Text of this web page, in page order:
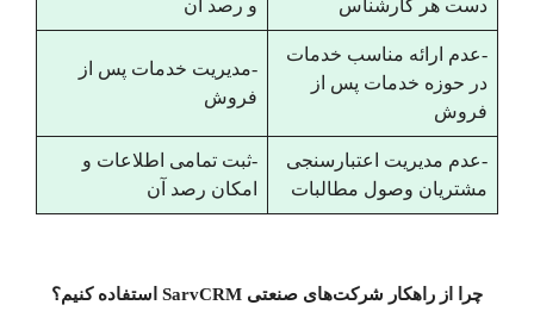
دست هر کارشناس
و رصد آن
-عدم ارائه مناسب خدمات
در حوزه خدمات پس از
فروش
-مدیریت خدمات پس از
فروش
-عدم مدیریت اعتبارسنجی
مشتریان وصول مطالبات
-ثبت تمامی اطلاعات و
امکان رصد آن
چرا از راهکار شرکت‌های صنعتی SarvCRM استفاده کنیم؟